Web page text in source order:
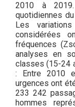
2010 à
quotidiennes
Les
considérées
fréquences
analyses en
classes (15-24
: Entre 2010
urgences ont
233 242
hommes